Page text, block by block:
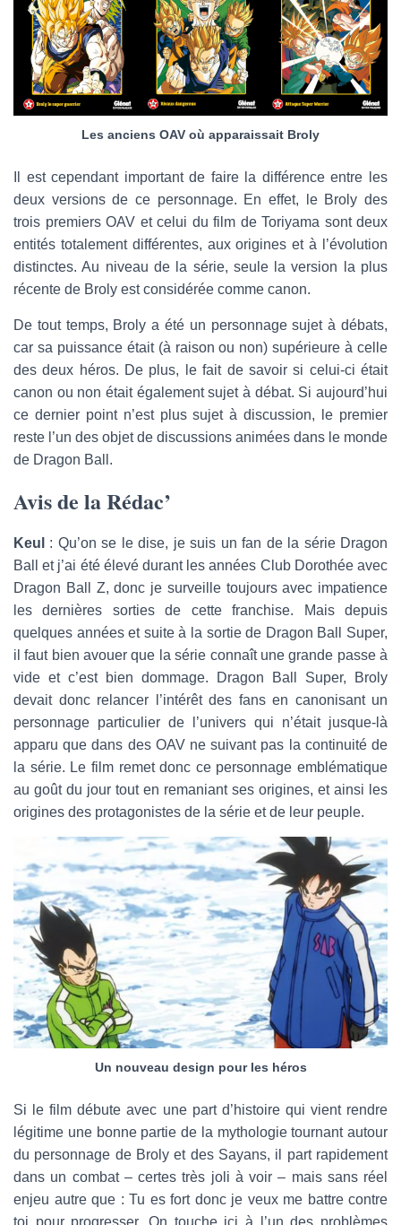
Les anciens OAV où apparaissait Broly
Il est cependant important de faire la différence entre les
deux versions de ce personnage. En effet, le Broly des
trois premiers OAV et celui du film de Toriyama sont deux
entités totalement différentes, aux origines et à l’évolution
distinctes. Au niveau de la série, seule la version la plus
récente de Broly est considérée comme canon.
De tout temps, Broly a été un personnage sujet à débats,
car sa puissance était (à raison ou non) supérieure à celle
des deux héros. De plus, le fait de savoir si celui-ci était
canon ou non était également sujet à débat. Si aujourd’hui
ce dernier point n’est plus sujet à discussion, le premier
reste l’un des objet de discussions animées dans le monde
de Dragon Ball.
Avis de la Rédac’
Keul : Qu’on se le dise, je suis un fan de la série Dragon
Ball et j’ai été élevé durant les années Club Dorothée avec
Dragon Ball Z, donc je surveille toujours avec impatience
les dernières sorties de cette franchise. Mais depuis
quelques années et suite à la sortie de Dragon Ball Super,
il faut bien avouer que la série connaît une grande passe à
vide et c’est bien dommage. Dragon Ball Super, Broly
devait donc relancer l’intérêt des fans en canonisant un
personnage particulier de l’univers qui n’était jusque-là
apparu que dans des OAV ne suivant pas la continuité de
la série. Le film remet donc ce personnage emblématique
au goût du jour tout en remaniant ses origines, et ainsi les
origines des protagonistes de la série et de leur peuple.
Un nouveau design pour les héros
Si le film débute avec une part d’histoire qui vient rendre
légitime une bonne partie de la mythologie tournant autour
du personnage de Broly et des Sayans, il part rapidement
dans un combat – certes très joli à voir – mais sans réel
enjeu autre que : Tu es fort donc je veux me battre contre
toi pour progresser. On touche ici à l’un des problèmes